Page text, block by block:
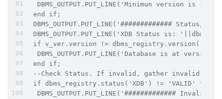
DBMS_OUTPUT.PUT_LINE('Minimun version is
end if;
DBMS_OUTPUT.PUT_LINE('############# Status/
DBMS_OUTPUT.PUT_LINE('XDB Status is:
if v_ver.version !=
DBMS_OUTPUT.PUT_LINE('Database is at version
end if;
--Check Status. If invalid, gather invalid
if dbms_registry.status('XDB') != 'VALID' then
DBMS_OUTPUT.PUT_LINE('############# Invalid